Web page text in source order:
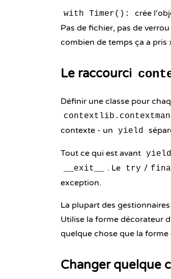
with Timer(): crée
Pas de fichier, pas de
combien de temps ça a pris
Le raccourci
Définir une classe pour
contexte - un
yield
Tout ce qui est avant yield
__exit__ . Le try /
exception.
La plupart des
Utilise la forme décorateur
quelque chose que la
Changer quelque